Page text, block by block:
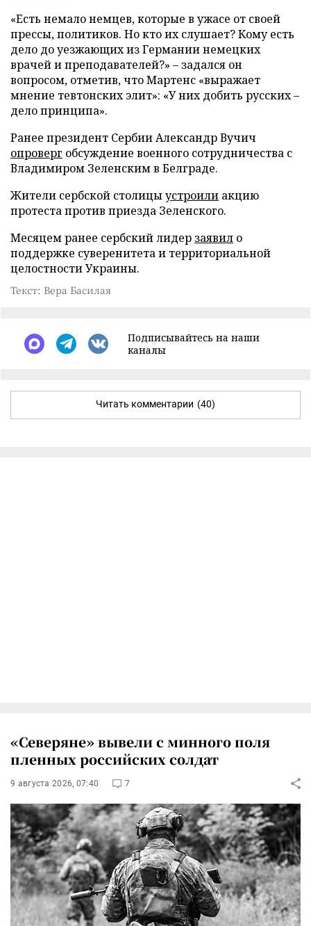
«Есть немало немцев, которые в ужасе от своей
прессы, политиков. Но кто их слушает? Кому есть
дело до уезжающих из Германии немецких
врачей и преподавателей?» – задался он
вопросом, отметив, что Мартенс «выражает
мнение тевтонских элит»: «У них добить русских –
дело принципа».
Ранее президент Сербии Александр Вучич
опроверг обсуждение военного сотрудничества с
Владимиром Зеленским в Белграде.
Жители сербской столицыустроили акцию
протеста против приезда Зеленского.
Месяцем ранее сербский лидер заявил о
поддержке суверенитета и территориальной
целостности Украины.
Текст: Вера Басилая
Подписывайтесь на наши
каналы
Читать комментарии (40)
«Северяне» вывели с минного поля
пленных российских солдат
9 августа 2026, 07:40 7